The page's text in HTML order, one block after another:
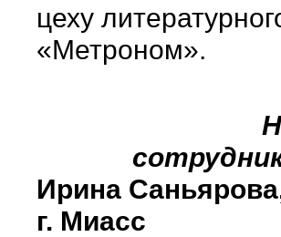
цеху
«Метроном».
Ирина
г. Миасс